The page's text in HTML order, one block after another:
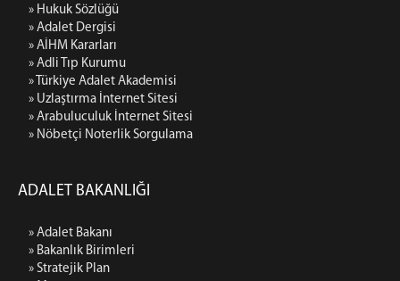
» Hukuk Sözlüğü
» Adalet Dergisi
» AİHM Kararları
» Adli Tıp Kurumu
» Türkiye Adalet Akademisi
» Uzlaştırma İnternet Sitesi
» Arabuluculuk İnternet Sitesi
» Nöbetçi Noterlik Sorgulama
ADALET BAKANLIĞI
» Adalet Bakanı
» Bakanlık Birimleri
» Stratejik Plan